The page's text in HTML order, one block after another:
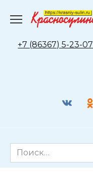
содержанию
+7 (86367) 5-23-07
Search
for: